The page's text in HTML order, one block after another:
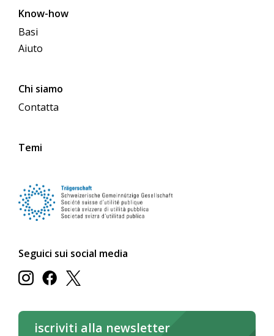
Know-how
Basi
Aiuto
Chi siamo
Contatta
Temi
Seguici sui social media
iscriviti alla newsletter